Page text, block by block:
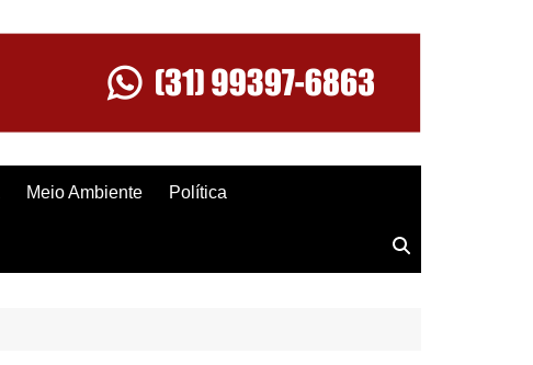
Meio Ambiente Política